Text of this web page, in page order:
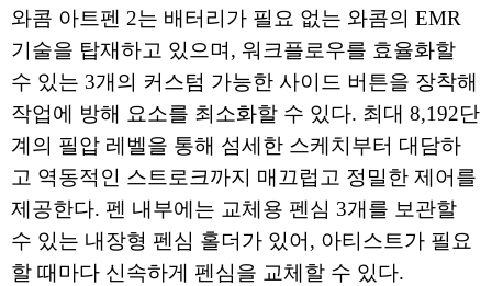
와콤 아트펜 2는 배터리가 필요 없는 와콤의 EMR
기술을 탑재하고 있으며, 워크플로우를 효율화할
수 있는 3개의 커스텀 가능한 사이드 버튼을 장착해
작업에 방해 요소를 최소화할 수 있다. 최대 8,192단
계의 필압 레벨을 통해 섬세한 스케치부터 대담하
고 역동적인 스트로크까지 매끄럽고 정밀한 제어를
제공한다. 펜 내부에는 교체용 펜심 3개를 보관할
수 있는 내장형 펜심 홀더가 있어, 아티스트가 필요
할 때마다 신속하게 펜심을 교체할 수 있다.